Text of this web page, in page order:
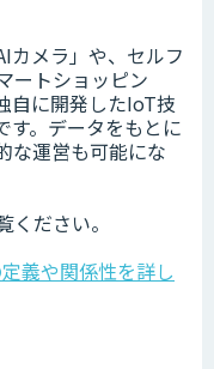
カメラ」や、セルフ
ートショッピン
自に開発したIoT技
す。データをもとに
な運営も可能にな
ださい。
義や関係性を詳し